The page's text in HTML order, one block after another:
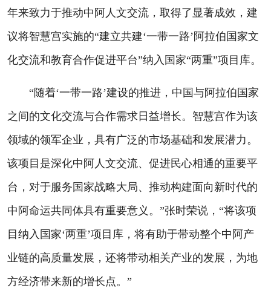
年来致力于推动中阿人文交流，取得了显著成效，建
议将智慧宫实施的“建立共建‘一带一路’阿拉伯国家文
化交流和教育合作促进平台”纳入国家“两重”项目库。
“随着‘一带一路’建设的推进，中国与阿拉伯国家
之间的文化交流与合作需求日益增长。智慧宫作为该
领域的领军企业，具有广泛的市场基础和发展潜力。
该项目是深化中阿人文交流、促进民心相通的重要平
台，对于服务国家战略大局、推动构建面向新时代的
中阿命运共同体具有重要意义。”张时荣说，“将该项
目纳入国家‘两重’项目库，将有助于带动整个中阿产
业链的高质量发展，还将带动相关产业的发展，为地
方经济带来新的增长点。”